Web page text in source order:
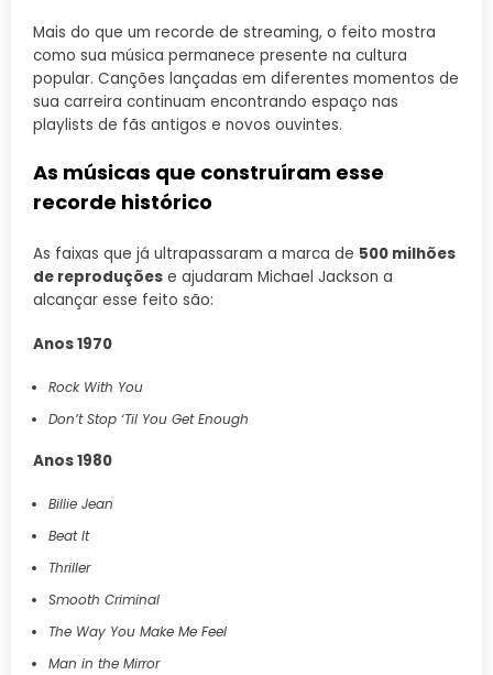
Mais do que um recorde de streaming, o feito mostra
como sua música permanece presente na cultura
popular. Canções lançadas em diferentes momentos de
sua carreira continuam encontrando espaço nas
playlists de fãs antigos e novos ouvintes.
As músicas que construíram esse
recorde histórico
As faixas que já ultrapassaram a marca de 500 milhões
de reproduções e ajudaram Michael Jackson a
alcançar esse feito são:
Anos 1970
Rock With You
Don’t Stop ‘Til You Get Enough
Anos 1980
Billie Jean
Beat It
Thriller
Smooth Criminal
The Way You Make Me Feel
Man in the Mirror